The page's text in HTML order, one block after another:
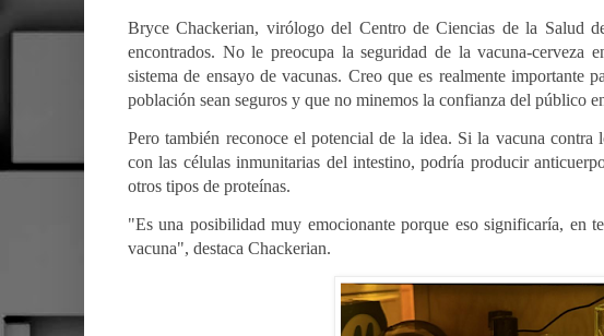
Bryce Chackerian, virólogo del Centro de Ciencias de la Salud
encontrados. No le preocupa la seguridad de la vacuna-
sistema de ensayo de vacunas. Creo que es realmente importante
población sean seguros y que no minemos la confianza del público
Pero también reconoce el potencial de la idea. Si la vacuna
con las células inmunitarias del intestino, podría producir
otros tipos de proteínas.
"Es una posibilidad muy emocionante porque eso significaría, en
vacuna", destaca Chackerian.